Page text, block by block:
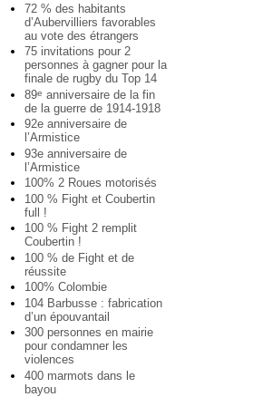
72 % des habitants
d’Aubervilliers favorables
au vote des étrangers
75 invitations pour 2
personnes à gagner pour la
finale de rugby du Top 14
89e anniversaire de la fin
de la guerre de 1914-1918
92e anniversaire de
l’Armistice
93e anniversaire de
l’Armistice
100% 2 Roues motorisés
100 % Fight et Coubertin
full !
100 % Fight 2 remplit
Coubertin !
100 % de Fight et de
réussite
100% Colombie
104 Barbusse : fabrication
d’un épouvantail
300 personnes en mairie
pour condamner les
violences
400 marmots dans le
bayou